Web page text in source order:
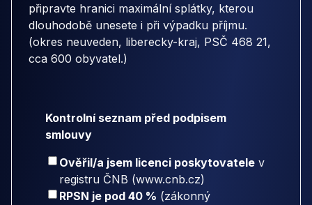
připravte hranici maximální splátky, kterou
dlouhodobě unesete i při výpadku příjmu.
(okres neuveden, liberecky-kraj, PSČ 468 21,
cca 600 obyvatel.)
Kontrolní seznam před podpisem
smlouvy
Ověřil/a jsem licenci poskytovatele v
registru ČNB (www.cnb.cz)
RPSN je pod 40 % (zákonný